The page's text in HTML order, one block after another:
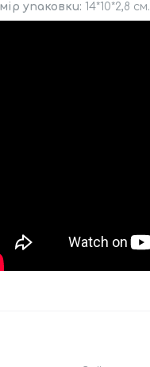
упаковки: 14*10*2,8 см.